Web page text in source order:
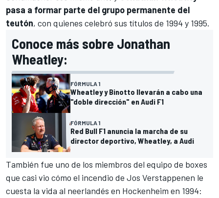
pasa a formar parte del grupo permanente del
teutón, con quienes celebró sus títulos de 1994 y 1995.
Conoce más sobre Jonathan
Wheatley:
FÓRMULA 1
Wheatley y Binotto llevarán a cabo una
"doble dirección" en Audi F1
FÓRMULA 1
Red Bull F1 anuncia la marcha de su
director deportivo, Wheatley, a Audi
También fue uno de los miembros del equipo de boxes
que casi vio cómo el incendio de Jos Verstappenen le
cuesta la vida al neerlandés en Hockenheim en 1994: